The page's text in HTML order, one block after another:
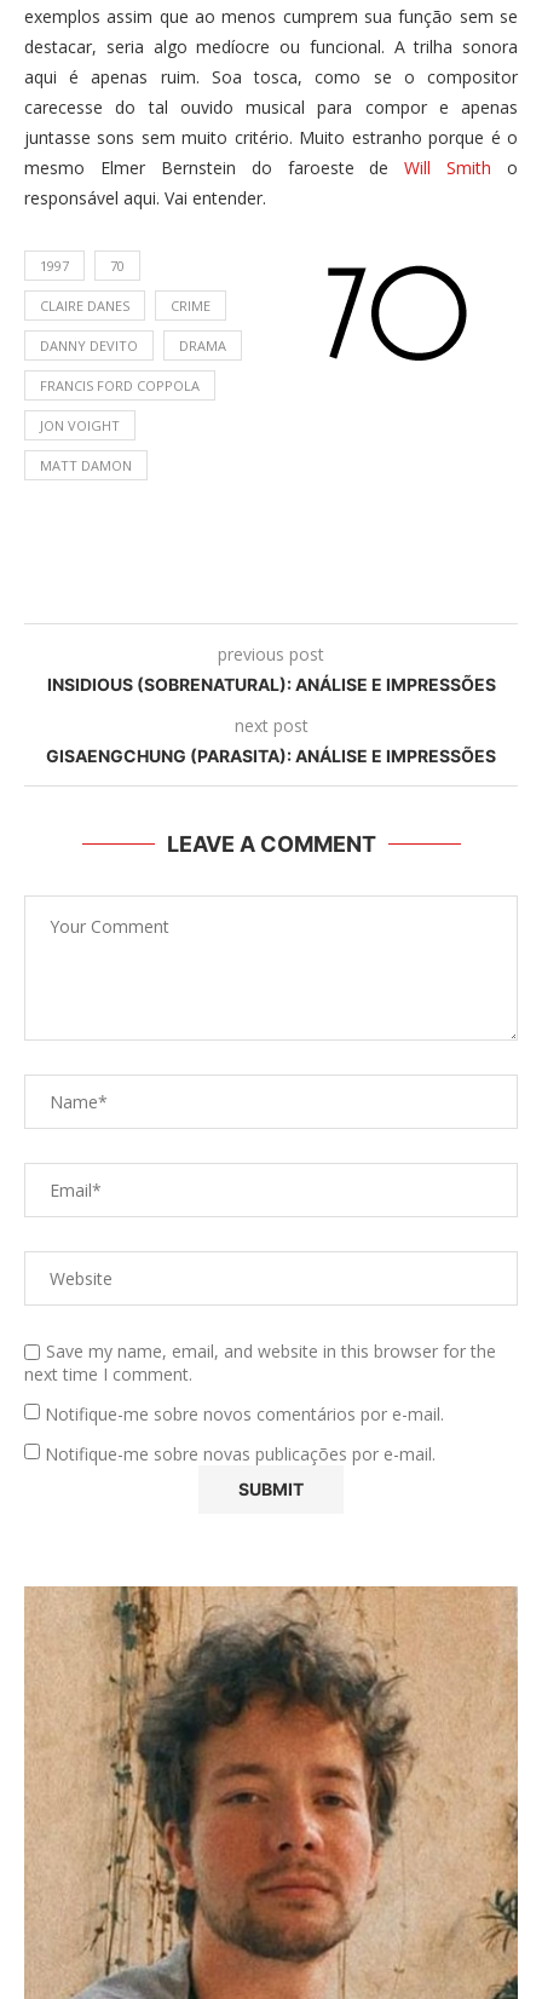
exemplos assim que ao menos cumprem sua função sem se
destacar, seria algo medíocre ou funcional. A trilha sonora
aqui é apenas ruim. Soa tosca, como se o compositor
carecesse do tal ouvido musical para compor e apenas
juntasse sons sem muito critério. Muito estranho porque é o
mesmo Elmer Bernstein do faroeste deWill Smith o
responsável aqui. Vai entender.
1997 70
CLAIRE DANES CRIME
DANNY DEVITO DRAMA
FRANCIS FORD COPPOLA
JON VOIGHT
MATT DAMON
previous post
INSIDIOUS (SOBRENATURAL): ANÁLISE E IMPRESSÕES
next post
GISAENGCHUNG (PARASITA): ANÁLISE E IMPRESSÕES
LEAVE A COMMENT
Save my name, email, and website in this browser for the
next time I comment.
Notifique-me sobre novos comentários por e-mail.
Notifique-me sobre novas publicações por e-mail.